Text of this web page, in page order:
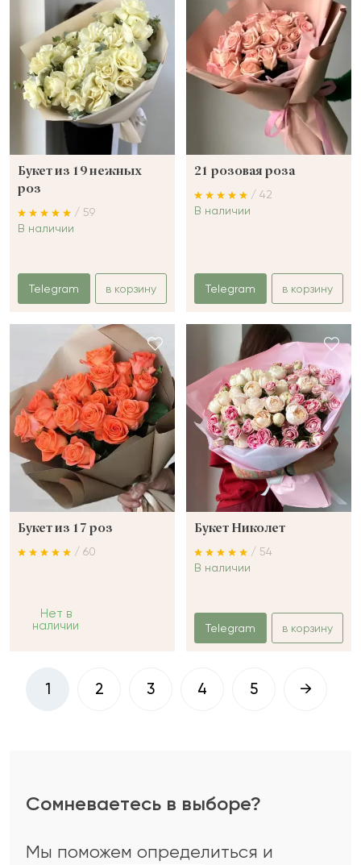
Букет из 19 нежных
роз
/ 59
В наличии
Telegram в корзину
21 розовая роза
/ 42
В наличии
Telegram в корзину
Букет из 17 роз
/ 60
Нет в
наличии
Букет Николет
/ 54
В наличии
Telegram в корзину
1 2 3 4 5 →
Сомневаетесь в выборе?
Мы поможем определиться и